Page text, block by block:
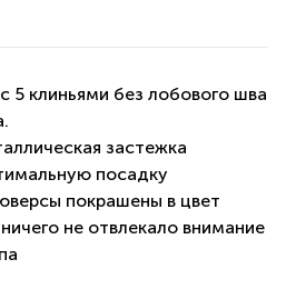
5 клиньями без лобового шва
застежка
посадку
покрашены в цвет
не отвлекало внимание